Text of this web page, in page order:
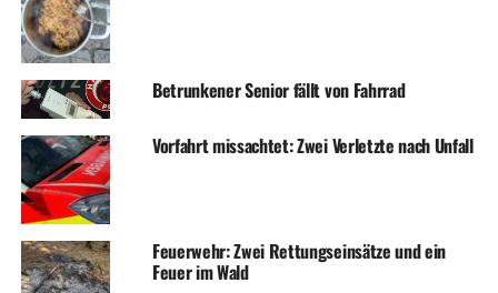
Bild: Katharina Kornblum, Jonas Wagener und
Bürgermeister Frank Hasenberg. Foto: Stadt Wetter
RELATED TOPICS: JUGENDARBEIT
NEWS
STADTVERWALTUNG
Betrunkener Senior fällt von Fahrrad
Vorfahrt missachtet: Zwei Verletzte nach Unfall
Feuerwehr: Zwei Rettungseinsätze und ein
Feuer im Wald